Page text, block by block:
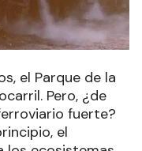
el Parque de la
Pero, ¿de
fuerte?
el